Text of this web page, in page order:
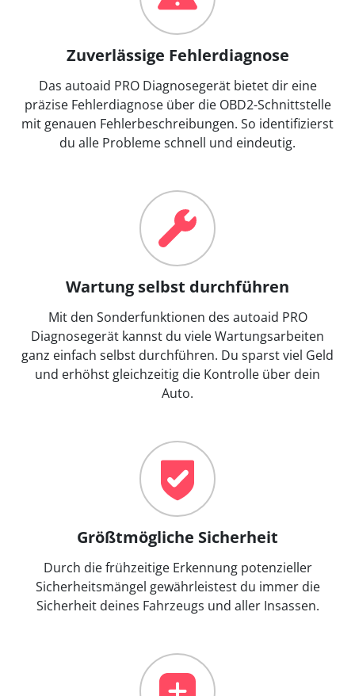
Zuverlässige Fehlerdiagnose
Das autoaid PRO Diagnosegerät bietet dir eine
präzise Fehlerdiagnose über die OBD2-Schnittstelle
mit genauen Fehlerbeschreibungen. So identifizierst
du alle Probleme schnell und eindeutig.
Wartung selbst durchführen
Mit den Sonderfunktionen des autoaid PRO
Diagnosegerät kannst du viele Wartungsarbeiten
ganz einfach selbst durchführen. Du sparst viel Geld
und erhöhst gleichzeitig die Kontrolle über dein
Auto.
Größtmögliche Sicherheit
Durch die frühzeitige Erkennung potenzieller
Sicherheitsmängel gewährleistest du immer die
Sicherheit deines Fahrzeugs und aller Insassen.